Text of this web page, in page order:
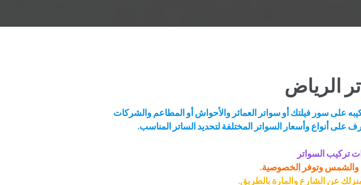
الرياض
على سور فيلتك أو سواتر العمائر والأحواش أو المطاعم والشركات
على أنواع وأسعار السواتر المختلفة لتحديد الساتر المناسب.
تركيب السواتر